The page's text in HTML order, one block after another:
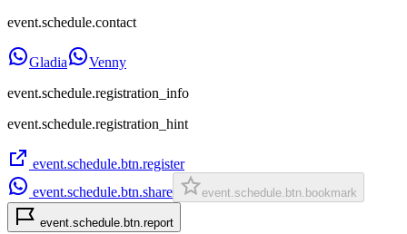
event.schedule.contact
Gladia
Venny
event.schedule.registration_info
event.schedule.registration_hint
event.schedule.btn.register
event.schedule.btn.share
event.schedule.btn.bookmark
event.schedule.btn.report